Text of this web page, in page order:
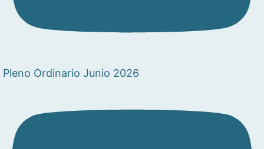
Pleno Ordinario Junio 2026